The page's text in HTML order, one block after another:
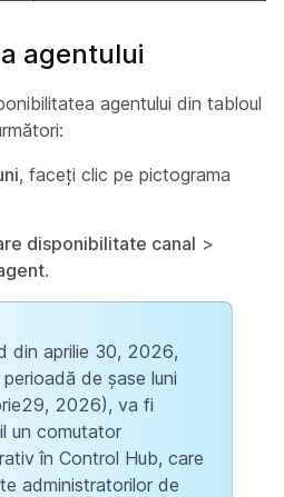
agentului
agentului din tabloul
, faceţi clic pe pictograma
disponibilitate canal >
.
din aprilie 30, 2026,
de șase luni
2026), va fi
un comutator
în Control Hub, care
administratorilor de